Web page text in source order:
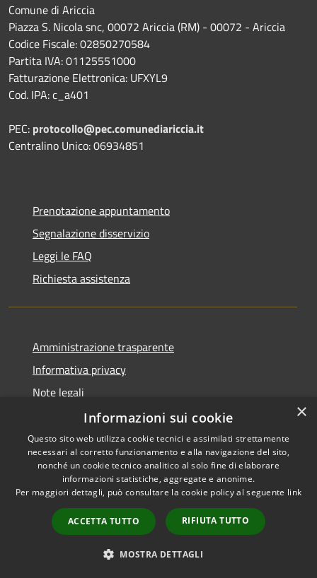
Comune di Ariccia
Piazza S. Nicola snc, 00072 Ariccia (RM) - 00072 - Ariccia
Codice Fiscale: 02850270584
Partita IVA: 01125551000
Fatturazione Elettronica: UFXYL9
Cod. IPA: c_a401
PEC: protocollo@pec.comunediariccia.it
Centralino Unico: 06934851
Prenotazione appuntamento
Segnalazione disservizio
Leggi le FAQ
Richiesta assistenza
Amministrazione trasparente
Informativa privacy
Note legali
Dichiarazione di accessibilità
RSS
Accessibilità
Copyright © 2026 • Comune di
Municipium•
Accesso
redazione
×
Informazioni sui cookie
Questo sito web utilizza cookie tecnici e assimilati strettamente
necessari al corretto funzionamento e alla navigazione del sito,
nonché un cookie tecnico analitico al solo fine di elaborare
informazioni statistiche, aggregate e anonime.
Per maggiori dettagli, può consultare la cookie policy al seguente link
ACCETTA TUTTO RIFIUTA TUTTO
MOSTRA DETTAGLI